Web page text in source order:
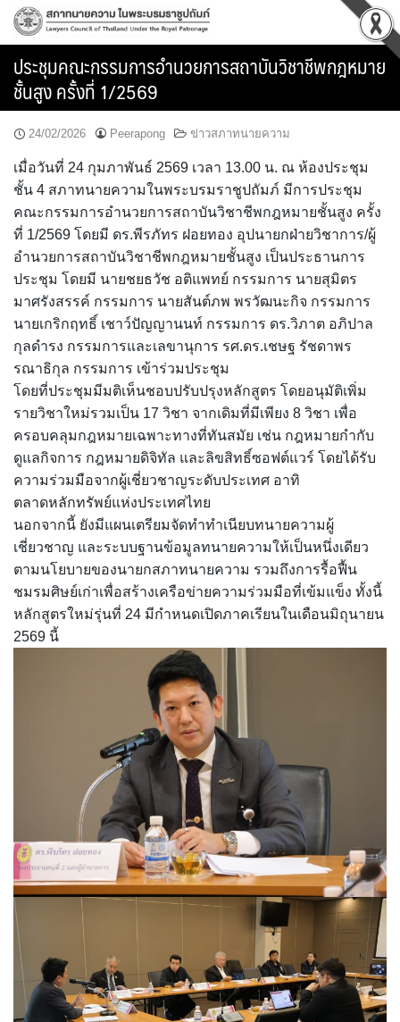
Skip
ประชุมคณะกรรมการอำนวยการสถาบันวิชาชีพกฎหมาย
ชั้นสูง ครั้งที่ 1/2569
24/02/2026 Peerapong ข่าวสภาทนายความ
เมื่อวันที่ 24 กุมภาพันธ์ 2569 เวลา 13.00 น. ณ ห้องประชุม
ชั้น 4 สภาทนายความในพระบรมราชูปถัมภ์ มีการประชุม
คณะกรรมการอำนวยการสถาบันวิชาชีพกฎหมายชั้นสูง ครั้ง
ที่ 1/2569 โดยมี ดร.พีรภัทร ฝอยทอง อุปนายกฝ่ายวิชาการ/ผู้
อำนวยการสถาบันวิชาชีพกฎหมายชั้นสูง เป็นประธานการ
ประชุม โดยมี นายชยธวัช อติแพทย์ กรรมการ นายสุมิตร
มาศรังสรรค์ กรรมการ นายสันต์ภพ พรวัฒนะกิจ กรรมการ
นายเกริกฤทธิ์ เชาว์ปัญญานนท์ กรรมการ ดร.วิภาต อภิปาล
กุลดำรง กรรมการและเลขานุการ รศ.ดร.เชษฐ รัชดาพร
รณาธิกุล กรรมการ เข้าร่วมประชุม
โดยที่ประชุมมีมติเห็นชอบปรับปรุงหลักสูตร โดยอนุมัติเพิ่ม
รายวิชาใหม่รวมเป็น 17 วิชา จากเดิมที่มีเพียง 8 วิชา เพื่อ
ครอบคลุมกฎหมายเฉพาะทางที่ทันสมัย เช่น กฎหมายกำกับ
ดูแลกิจการ กฎหมายดิจิทัล และลิขสิทธิ์ซอฟต์แวร์ โดยได้รับ
ความร่วมมือจากผู้เชี่ยวชาญระดับประเทศ อาทิ
ตลาดหลักทรัพย์แห่งประเทศไทย
นอกจากนี้ ยังมีแผนเตรียมจัดทำทำเนียบทนายความผู้
เชี่ยวชาญ และระบบฐานข้อมูลทนายความให้เป็นหนึ่งเดียว
ตามนโยบายของนายกสภาทนายความ รวมถึงการรื้อฟื้น
ชมรมศิษย์เก่าเพื่อสร้างเครือข่ายความร่วมมือที่เข้มแข็ง ทั้งนี้
หลักสูตรใหม่รุ่นที่ 24 มีกำหนดเปิดภาคเรียนในเดือนมิถุนายน
2569 นี้